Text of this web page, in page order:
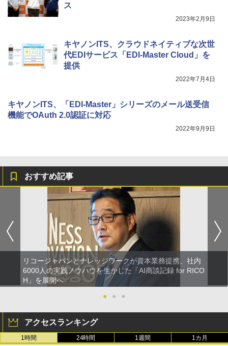
ス
2023年2月9日
キヤノンITS、クラウドネイティブな次世
代EDIサービス「EDI-Master Cloud」を
提供
2022年7月4日
キヤノンITS、「EDI-Master」シリーズのメール送受信
機能でOAuth 2.0認証に対応
2022年9月9日
おすすめ記事
リコージャパンとナレッジワークが資本業務提携、社内
6000人の実践ノウハウを生かした「AI商談記録 for RICO
H」を展開へ
●
● ●
アクセスランキング
1時間 24時間 1週間 1カ月